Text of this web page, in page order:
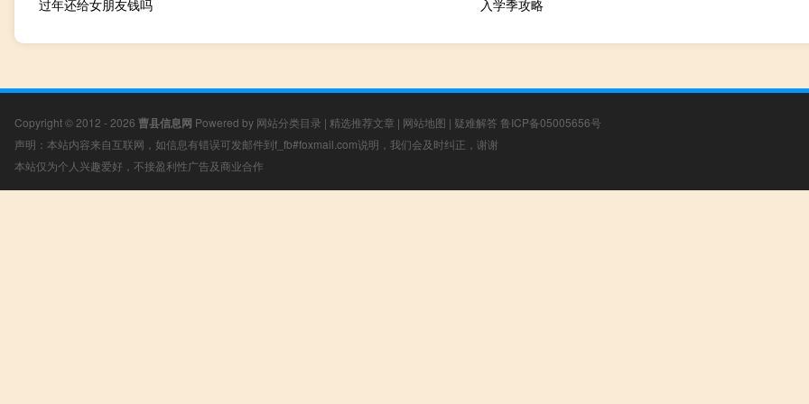
过年还给女朋友钱吗 入学季攻略
Copyright © 2012 - 2026 曹县信息网 Powered by 网站分类目录 | 精选推荐文章 | 网站地图 | 疑难解答 鲁ICP备05005656号
声明：本站内容来自互联网，如信息有错误可发邮件到f_fb#foxmail.com说明，我们会及时纠正，谢谢
本站仅为个人兴趣爱好，不接盈利性广告及商业合作